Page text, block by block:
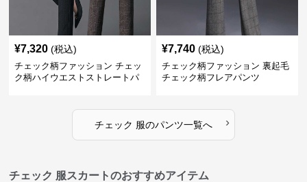
¥7,320 (税込)
チェック柄ファッション チェッ
ク柄ハイウエストストレートパ
¥7,740 (税込)
チェック柄ファッション 裏起毛
チェック柄フレアパンツ
チェック 服のパンツ一覧へ ›
チェック 服スカートのおすすめアイテム